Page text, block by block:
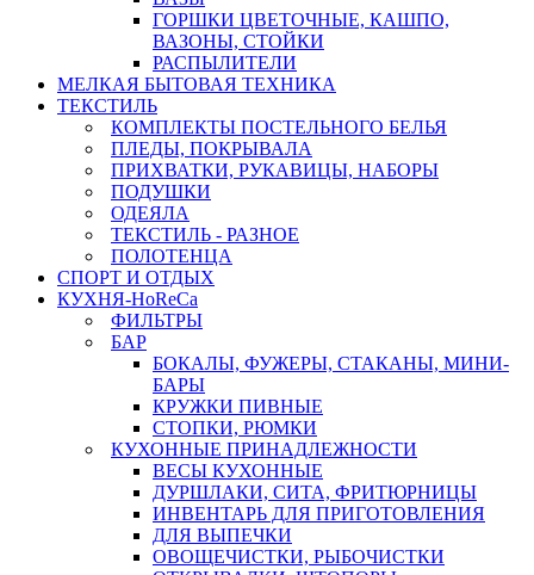
ГОРШКИ ЦВЕТОЧНЫЕ, КАШПО,
ВАЗОНЫ, СТОЙКИ
РАСПЫЛИТЕЛИ
МЕЛКАЯ БЫТОВАЯ ТЕХНИКА
ТЕКСТИЛЬ
КОМПЛЕКТЫ ПОСТЕЛЬНОГО БЕЛЬЯ
ПЛЕДЫ, ПОКРЫВАЛА
ПРИХВАТКИ, РУКАВИЦЫ, НАБОРЫ
ПОДУШКИ
ОДЕЯЛА
ТЕКСТИЛЬ - РАЗНОЕ
ПОЛОТЕНЦА
СПОРТ И ОТДЫХ
КУХНЯ-HoReCa
ФИЛЬТРЫ
БАР
БОКАЛЫ, ФУЖЕРЫ, СТАКАНЫ, МИНИ-
БАРЫ
КРУЖКИ ПИВНЫЕ
СТОПКИ, РЮМКИ
КУХОННЫЕ ПРИНАДЛЕЖНОСТИ
ВЕСЫ КУХОННЫЕ
ДУРШЛАКИ, СИТА, ФРИТЮРНИЦЫ
ИНВЕНТАРЬ ДЛЯ ПРИГОТОВЛЕНИЯ
ДЛЯ ВЫПЕЧКИ
ОВОЩЕЧИСТКИ, РЫБОЧИСТКИ